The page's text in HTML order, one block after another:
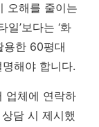
오해를 줄이는
’보다는 ‘화
용한 60평대
해야 합니다.
업체에 연락하
담 시 제시했